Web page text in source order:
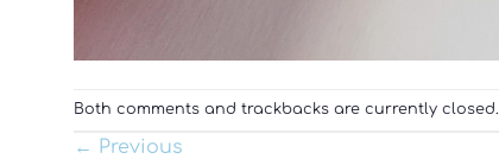
Both comments and trackbacks are currently closed.
← Previous